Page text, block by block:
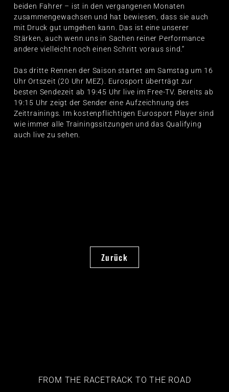
beiden Fahrer – ist in den vergangenen Monaten
zusammengewachsen und hat bewiesen, dass sie auch
mit Druck gut umgehen kann. Das ist eine unserer
Stärken, auch wenn uns in Sachen reiner Performance
andere vielleicht noch einen Schritt voraus sind.“
Das dritte Rennen der Saison startet am Samstag um 16
Uhr Ortszeit (20 Uhr MEZ). Eurosport überträgt zur
besten Sendezeit ab 19:45 Uhr live im Free-TV. Bereits ab
19:15 Uhr zeigt der Sender eine Aufzeichnung des
Zeittrainings. Im kostenpflichtigen Eurosport Player sind
wie immer alle Trainingssitzungen und das Qualifying
auch live zu sehen.
Zurück
FROM THE RACETRACK TO THE ROAD